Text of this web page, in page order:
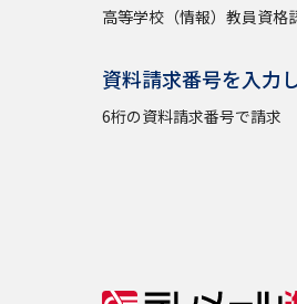
高等学校（情報）教員資格
資料請求番号を入力
6桁の資料請求番号で請求